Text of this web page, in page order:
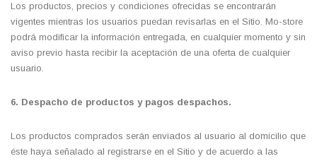
Los productos, precios y condiciones ofrecidas se encontrarán
vigentes mientras los usuarios puedan revisarlas en el Sitio. Mo-store
podrá modificar la información entregada, en cualquier momento y sin
aviso previo hasta recibir la aceptación de una oferta de cualquier
usuario.
6. Despacho de productos y pagos despachos.
Los productos comprados serán enviados al usuario al domicilio que
éste haya señalado al registrarse en el Sitio y de acuerdo a las